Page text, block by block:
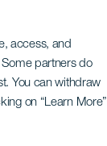
access, and
partners do
You can withdraw
on “Learn More”